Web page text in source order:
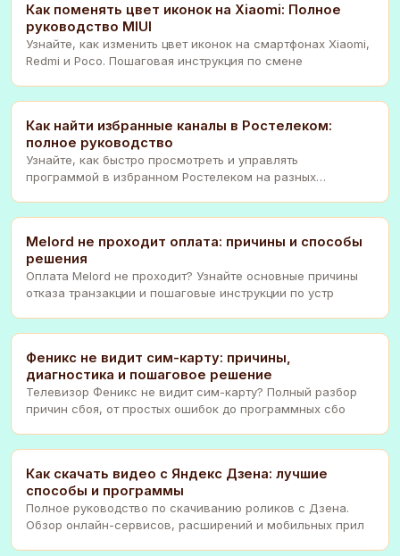
Как поменять цвет иконок на Xiaomi: Полное
руководство MIUI
Узнайте, как изменить цвет иконок на смартфонах Xiaomi,
Redmi и Poco. Пошаговая инструкция по смене
Как найти избранные каналы в Ростелеком:
полное руководство
Узнайте, как быстро просмотреть и управлять
программой в избранном Ростелеком на разных
Melord не проходит оплата: причины и способы
решения
Оплата Melord не проходит? Узнайте основные причины
отказа транзакции и пошаговые инструкции по устр
Феникс не видит сим-карту: причины,
диагностика и пошаговое решение
Телевизор Феникс не видит сим-карту? Полный разбор
причин сбоя, от простых ошибок до программных сбо
Как скачать видео с Яндекс Дзена: лучшие
способы и программы
Полное руководство по скачиванию роликов с Дзена.
Обзор онлайн-сервисов, расширений и мобильных прил